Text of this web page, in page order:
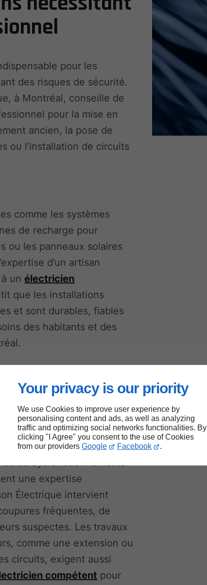
Your privacy is our priority
We use Cookies to improve user experience by
personalising content and ads, as well as analyzing
traffic and optimizing social networks functionalities. By
clicking "I Agree" you consent to the use of Cookies
from our providers Google Facebook .
pour les
des risques de sécurité.
à Montréal, conseille de
pour la mise en
ancien, la pose de
ou l’installation de circuits
comme les systèmes
de recharge pour
ou les panneaux solaires
d’un artisan
un électricien
que les installations
et sont durables, fiables
des habitants et des
urgentes
ou dysfonctionnements
une expertise
Électrique intervient
fréquentes, de
suspectes. Les travaux
comme une extension ou
circuits, exigent aussi
compétent pour